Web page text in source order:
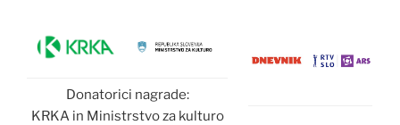
Donatorici nagrade:
KRKA in Ministrstvo za kulturo